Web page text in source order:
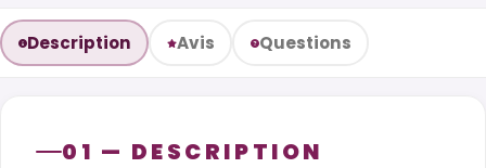
Description Avis Questions
01 — DESCRIPTION